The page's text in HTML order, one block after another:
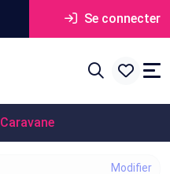
Se connecter
Caravane